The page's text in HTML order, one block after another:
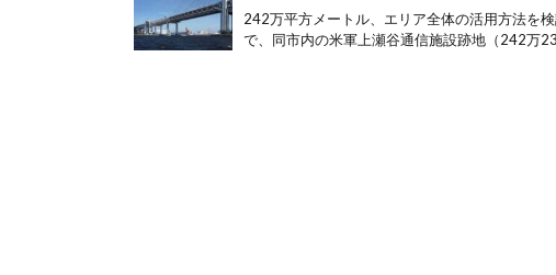
242万平方メートル、エリア全体の活用方法を
で、同市内の米軍上瀬谷通信施設跡地（242万